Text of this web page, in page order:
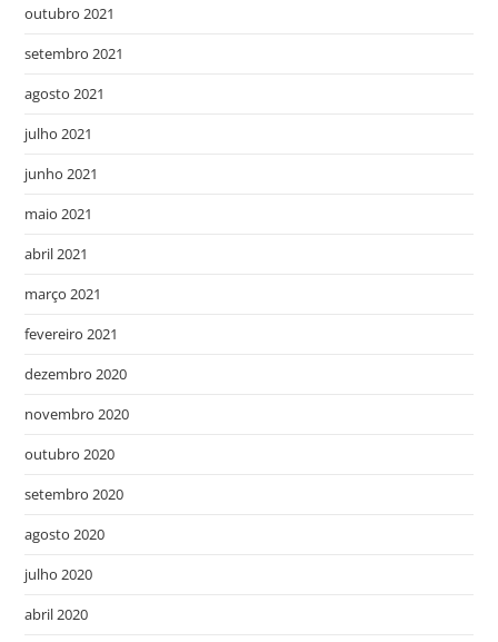
outubro 2021
setembro 2021
agosto 2021
julho 2021
junho 2021
maio 2021
abril 2021
março 2021
fevereiro 2021
dezembro 2020
novembro 2020
outubro 2020
setembro 2020
agosto 2020
julho 2020
abril 2020